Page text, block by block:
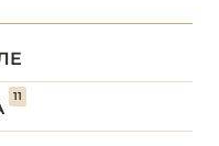
11